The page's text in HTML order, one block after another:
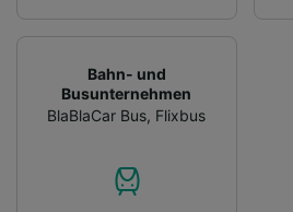
Bahn- und
Busunternehmen
BlaBlaCar Bus, Flixbus